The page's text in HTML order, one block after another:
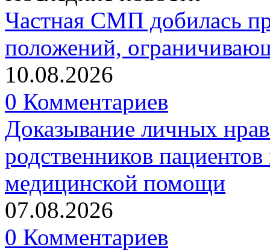
Частная СМП добилась
положений,
10.08.2026
0 Комментариев
Доказывание личных
родственников
медицинской помощи
07.08.2026
0 Комментариев